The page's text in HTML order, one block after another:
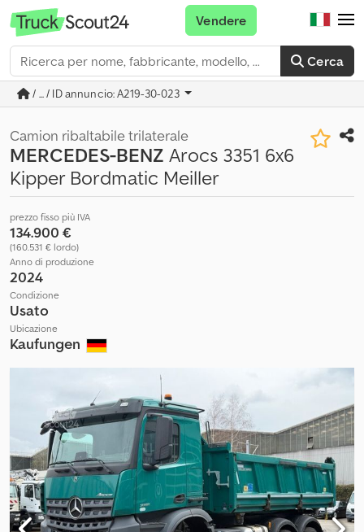
Cerca
Vendere
/ ... / ID annuncio: A219-30-023
Camion ribaltabile trilaterale
MERCEDES-BENZ Arocs 3351 6x6
Kipper Bordmatic Meiller
prezzo fisso più IVA
134.900 €
(160.531 € lordo)
Anno di produzione
2024
Condizione
Usato
Ubicazione
Kaufungen